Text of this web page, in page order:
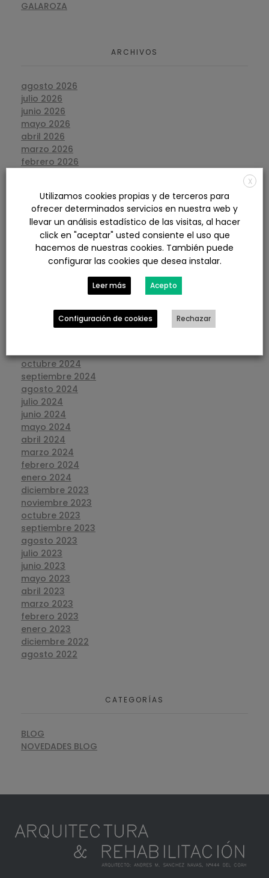
GALAROZA
ARCHIVOS
agosto 2026
julio 2026
junio 2026
mayo 2026
abril 2026
marzo 2026
febrero 2026
noviembre 2025
octubre 2025
septiembre 2025
agosto 2025
julio 2025
junio 2025
febrero 2025
enero 2025
octubre 2024
septiembre 2024
agosto 2024
julio 2024
junio 2024
mayo 2024
abril 2024
marzo 2024
febrero 2024
enero 2024
diciembre 2023
noviembre 2023
octubre 2023
septiembre 2023
agosto 2023
julio 2023
junio 2023
mayo 2023
abril 2023
marzo 2023
febrero 2023
enero 2023
diciembre 2022
agosto 2022
CATEGORÍAS
BLOG
NOVEDADES BLOG
X
Utilizamos cookies propias y de terceros para
ofrecer determinados servicios en nuestra web y
llevar un análisis estadístico de las visitas, al hacer
click en "aceptar" usted consiente el uso que
hacemos de nuestras cookies. También puede
configurar las cookies que desea instalar.
Leer más Acepto
Configuración de cookies Rechazar